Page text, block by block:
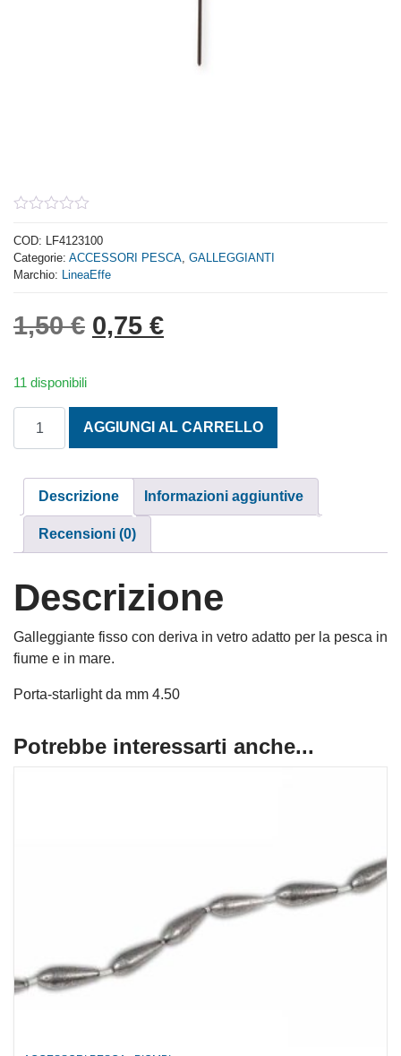
out
of
5
COD: LF4123100
Categorie: ACCESSORI PESCA, GALLEGGIANTI
Marchio: LineaEffe
1,50€ Il prezzo originale era:
0,75 €Il prezzo attuale è:
11 disponibili
AGGIUNGI AL CARRELLO
Descrizione Informazioni aggiuntive
Recensioni (0)
Descrizione
Galleggiante fisso con deriva in vetro adatto per la pesca in
fiume e in mare.
Porta-starlight da mm 4.50
Potrebbe interessarti anche...